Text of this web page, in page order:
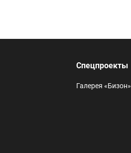
Спецпроекты
Галерея «Бизон»